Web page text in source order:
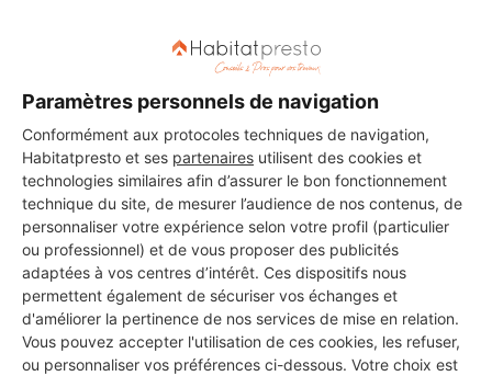
Paramètres personnels de navigation
Conformément aux protocoles techniques de navigation,
Habitatpresto et ses partenaires utilisent des cookies et
technologies similaires afin d’assurer le bon fonctionnement
technique du site, de mesurer l’audience de nos contenus, de
personnaliser votre expérience selon votre profil (particulier
ou professionnel) et de vous proposer des publicités
adaptées à vos centres d’intérêt. Ces dispositifs nous
permettent également de sécuriser vos échanges et
d'améliorer la pertinence de nos services de mise en relation.
Vous pouvez accepter l'utilisation de ces cookies, les refuser,
ou personnaliser vos préférences ci-dessous. Votre choix est
Muoio Renovation De
L'habitat
Escaudain
8 ans d'expérience
Voir sa fiche
Pulselli
Escaudain